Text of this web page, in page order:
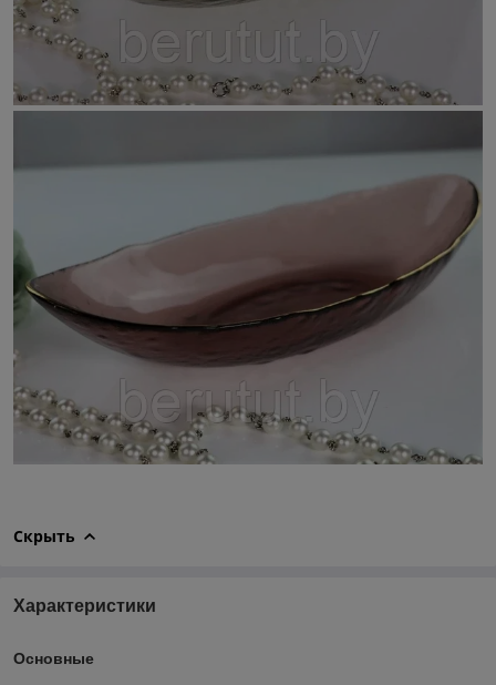
Скрыть
Характеристики
Основные